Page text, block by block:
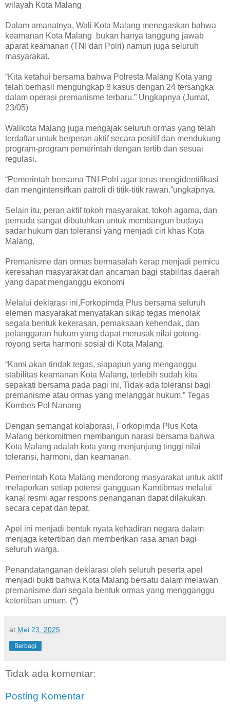
wilayah Kota Malang
Dalam amanatnya, Wali Kota Malang menegaskan bahwa
keamanan Kota Malang bukan hanya tanggung jawab
aparat keamanan (TNI dan Polri) namun juga seluruh
masyarakat.
“Kita ketahui bersama bahwa Polresta Malang Kota yang
telah berhasil mengungkap 8 kasus dengan 24 tersangka
dalam operasi premanisme terbaru.” Ungkapnya (Jumat,
23/05)
Walikota Malang juga mengajak seluruh ormas yang telah
terdaftar untuk berperan aktif secara positif dan mendukung
program-program pemerintah dengan tertib dan sesuai
regulasi.
“Pemerintah bersama TNI-Polri agar terus mengidentifikasi
dan mengintensifkan patroli di titik-titik rawan.”ungkapnya.
Selain itu, peran aktif tokoh masyarakat, tokoh agama, dan
pemuda sangat dibutuhkan untuk membangun budaya
sadar hukum dan toleransi yang menjadi ciri khas Kota
Malang.
Premanisme dan ormas bermasalah kerap menjadi pemicu
keresahan masyarakat dan ancaman bagi stabilitas daerah
yang dapat menganggu ekonomi
Melalui deklarasi ini,Forkopimda Plus bersama seluruh
elemen masyarakat menyatakan sikap tegas menolak
segala bentuk kekerasan, pemaksaan kehendak, dan
pelanggaran hukum yang dapat merusak nilai gotong-
royong serta harmoni sosial di Kota Malang.
“Kami akan tindak tegas, siapapun yang menganggu
stabilitas keamanan Kota Malang, terlebih sudah kita
sepakati bersama pada pagi ini, Tidak ada toleransi bagi
premanisme atau ormas yang melanggar hukum.” Tegas
Kombes Pol Nanang
Dengan semangat kolaborasi, Forkopimda Plus Kota
Malang berkomitmen membangun narasi bersama bahwa
Kota Malang adalah kota yang menjunjung tinggi nilai
toleransi, harmoni, dan keamanan.
Pemerintah Kota Malang mendorong masyarakat untuk aktif
melaporkan setiap potensi gangguan Kamtibmas melalui
kanal resmi agar respons penanganan dapat dilakukan
secara cepat dan tepat.
Apel ini menjadi bentuk nyata kehadiran negara dalam
menjaga ketertiban dan memberikan rasa aman bagi
seluruh warga.
Penandatanganan deklarasi oleh seluruh peserta apel
menjadi bukti bahwa Kota Malang bersatu dalam melawan
premanisme dan segala bentuk ormas yang mengganggu
ketertiban umum. (*)
at Mei 23, 2025
Berbagi
Tidak ada komentar:
Posting Komentar